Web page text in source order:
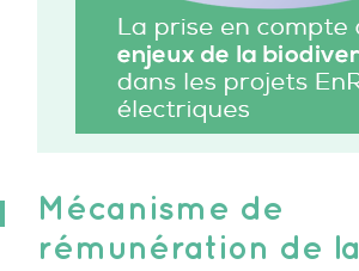
Mécanisme de
rémunération de la